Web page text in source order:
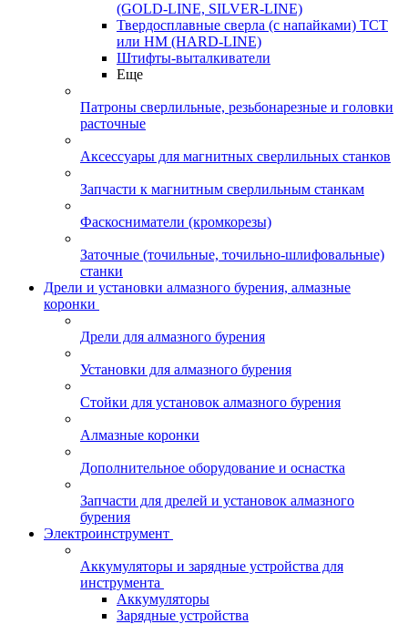
(GOLD-LINE, SILVER-LINE)
Твердосплавные сверла (с напайками) ТСТ
или HM (HARD-LINE)
Штифты-выталкиватели
Еще
Патроны сверлильные, резьбонарезные и головки
расточные
Аксессуары для магнитных сверлильных станков
Запчасти к магнитным сверлильным станкам
Фаскосниматели (кромкорезы)
Заточные (точильные, точильно-шлифовальные)
станки
Дрели и установки алмазного бурения, алмазные
коронки
Дрели для алмазного бурения
Установки для алмазного бурения
Стойки для установок алмазного бурения
Алмазные коронки
Дополнительное оборудование и оснастка
Запчасти для дрелей и установок алмазного
бурения
Электроинструмент
Аккумуляторы и зарядные устройства для
инструмента
Аккумуляторы
Зарядные устройства